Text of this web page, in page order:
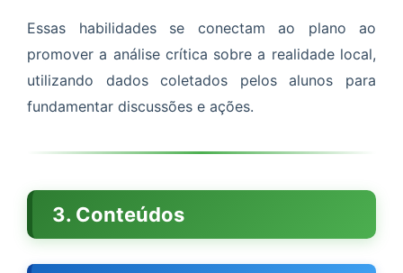
Essas habilidades se conectam ao plano ao
promover a análise crítica sobre a realidade local,
utilizando dados coletados pelos alunos para
fundamentar discussões e ações.
3. Conteúdos